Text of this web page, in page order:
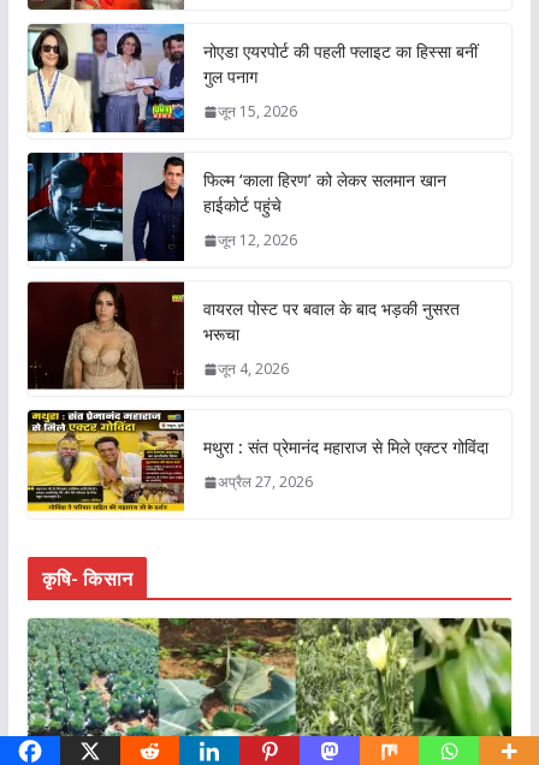
नोएडा एयरपोर्ट की पहली फ्लाइट का हिस्सा बनीं
गुल पनाग
जून 15, 2026
फिल्म ‘काला हिरण’ को लेकर सलमान खान
हाईकोर्ट पहुंचे
जून 12, 2026
वायरल पोस्ट पर बवाल के बाद भड़की नुसरत
भरूचा
जून 4, 2026
मथुरा : संत प्रेमानंद महाराज से मिले एक्टर गोविंदा
अप्रैल 27, 2026
कृषि- किसान